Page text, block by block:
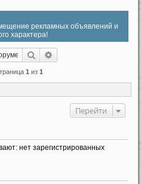
рекламных объявлений и
характера!
Поиск
1из 1
Перейти
нет зарегистрированных